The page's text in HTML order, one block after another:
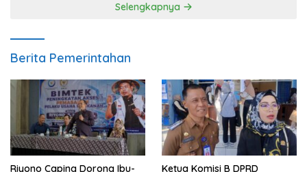
Selengkapnya
Berita Pemerintahan
Riyono Caping Dorong Ibu-
Ketua Komisi B DPRD